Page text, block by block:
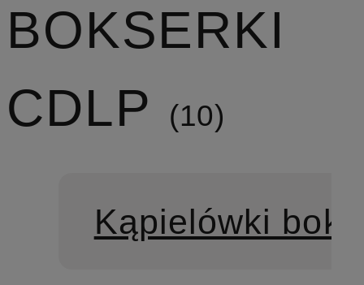
BOKSERKI
CDLP
10
Kąpielówki